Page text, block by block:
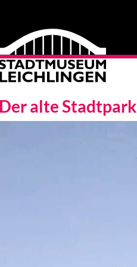
Der alte Stadtpark